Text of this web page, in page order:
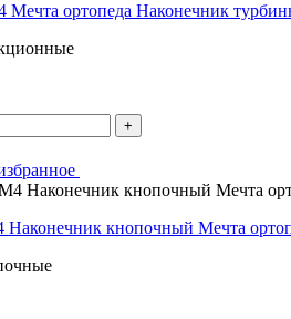
ортопеда Наконечник
+
кнопочный Мечта